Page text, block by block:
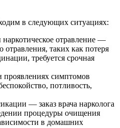
в следующих ситуациях:
наркотическое отравление —
таких как потеря
требуется срочная
симптомов
потливость,
— заказ врача нарколога
процедуры очищения
в домашних